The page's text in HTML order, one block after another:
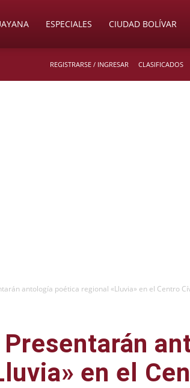
ESPECIALES CIUDAD BOLÍVAR
REGISTRARSE / INGRESAR CLASIFICADOS
antología poética regional «Lluvia» en el Centro
Presentarán
en el